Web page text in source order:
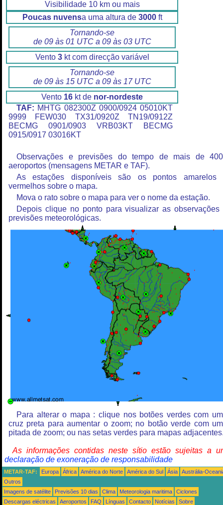
Visibilidade 10 km ou mais
Poucas nuvensa uma altura de 3000ft
Tornando-se
de 09 às 01 UTC a 09 às 03 UTC
Vento 3kt com direcção variável
Tornando-se
de 09 às 15 UTC a 09 às 17 UTC
Vento 16 kt de nor-nordeste
TAF: MHTG 082300Z 0900/0924 05010KT
9999 FEW030 TX31/0920Z TN19/0912Z
BECMG 0901/0903 VRB03KT BECMG
0915/0917 03016KT
Observações e previsões do tempo de mais de
aeroportos (mensagens METAR e TAF).
As estações disponíveis são os pontos amarelos
vermelhos sobre o mapa.
Mova o rato sobre o mapa para ver o nome da estação.
Depois clique no ponto para visualizar as observações
previsões meteorológicas.
Para alterar o mapa : clique nos botões verdes com
cruz preta para aumentar o zoom; no botão verde com
pitada de zoom; ou nas setas verdes para mapas
As informações contidas neste sítio estão sujeitas a
declaração de exoneração de responsabilidade
METAR-TAF: Europa África América do Norte América do Sul Ásia
Austrália-
Outros
Imagens de satélite
Previsões 10 dias Clima Meteorologia maritima
Ciclones
Descargas eléctricas
Aeroportos FAQ Línguas Contacto Notícias Sobre